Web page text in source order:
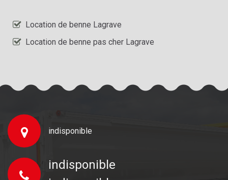
Location de benne Lagrave
Location de benne pas cher Lagrave
indisponible
indisponible